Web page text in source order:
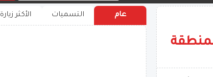
عام التسميات الأكثر زيارة